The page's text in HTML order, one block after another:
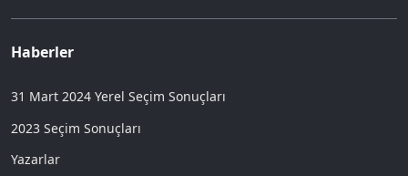
Haberler
31 Mart 2024 Yerel Seçim Sonuçları
2023 Seçim Sonuçları
Yazarlar